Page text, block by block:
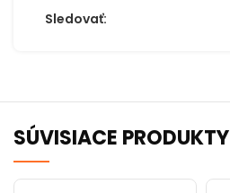
Sledovať:
SÚVISIACE PRODUKTY